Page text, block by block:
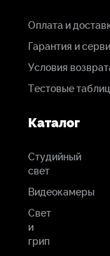
Оплата и
Гарантия и
Условия
Тестовые
Каталог
Студийный
свет
Видеокамеры
Свет
и
грип